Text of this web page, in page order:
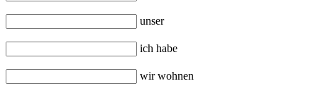
unser
ich habe
wir wohnen